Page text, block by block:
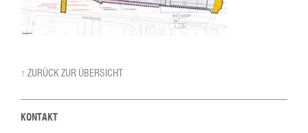
↑ ZURÜCK ZUR ÜBERSICHT
KONTAKT